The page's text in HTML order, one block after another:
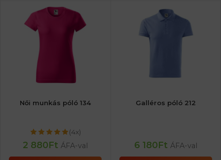
Női munkás póló 134
(4x)
2 880Ft ÁFA-val
Galléros póló 212
6 180Ft ÁFA-val